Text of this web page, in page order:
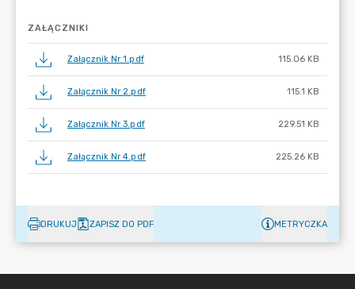
ZAŁĄCZNIKI
Załącznik Nr 1.pdf 115.06 KB
Załącznik Nr 2.pdf 115.1 KB
Załącznik Nr 3.pdf 229.51 KB
Załącznik Nr 4.pdf 225.26 KB
DRUKUJ ZAPISZ DO PDF METRYCZKA